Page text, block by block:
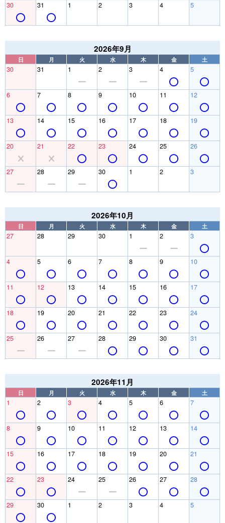
30 31 1 2 3 4 5
2026年9月
日 月 火 水 木 金 土
30 31 1 2 3 4 5
6 7 8 9 10 11 12
13 14 15 16 17 18 19
20 21 22 23 24 25 26
27 28 29 30 1 2 3
2026年10月
日 月 火 水 木 金 土
27 28 29 30 1 2 3
4 5 6 7 8 9 10
11 12 13 14 15 16 17
18 19 20 21 22 23 24
25 26 27 28 29 30 31
2026年11月
日 月 火 水 木 金 土
1 2 3 4 5 6 7
8 9 10 11 12 13 14
15 16 17 18 19 20 21
22 23 24 25 26 27 28
29 30 1 2 3 4 5